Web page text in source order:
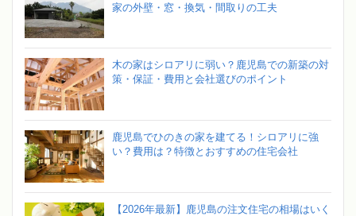
家の外壁・窓・換気・間取りの工夫
木の家はシロアリに弱い？鹿児島での新築の対
策・保証・費用と会社選びのポイント
鹿児島でひのきの家を建てる！シロアリに強
い？費用は？特徴とおすすめの住宅会社
【2026年最新】鹿児島の注文住宅の相場はいく